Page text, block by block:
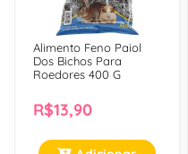
Alimento Feno Paiol
Dos Bichos Para
Roedores 400 G
R$13,90